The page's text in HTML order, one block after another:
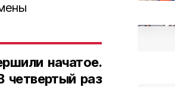
начатое.
четвертый раз